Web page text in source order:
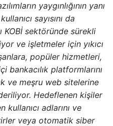
yaygınlığının yanı
sayısını da
KOBİ sektöründe sürekli
ve işletmeler için yıkıcı
popüler hizmetleri,
bankacılık platformlarını
ve meşru web sitelerine
Hedeflenen kişiler
kullanıcı adlarını ve
veya otomatik siber